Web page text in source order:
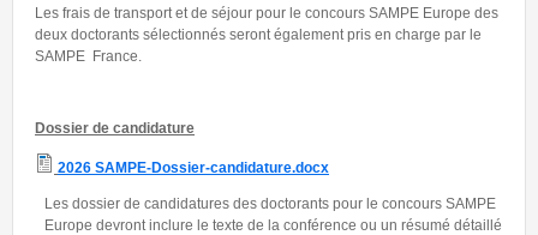
Les frais de transport et de séjour pour le concours SAMPE Europe des
deux doctorants sélectionnés seront également pris en charge par le
SAMPE France.
Dossier de candidature
2026 SAMPE-Dossier-candidature.docx
2026 SAMPE-Dossier-candidature.docx
Les dossier de candidatures des doctorants pour le concours SAMPE
Europe devront inclure le texte de la conférence ou un résumé détaillé